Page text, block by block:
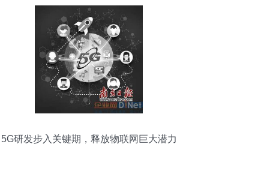
5G研发步入关键期，释放物联网巨大潜力